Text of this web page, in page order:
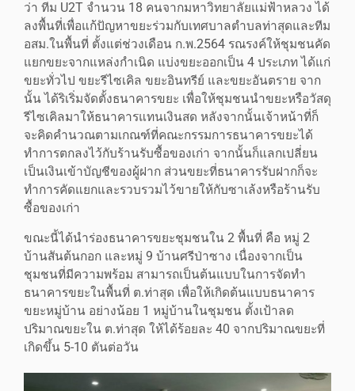
ว่า ทีม U2T จำนวน 18 คนจากมหาวิทยาลัยแม่ฟ้าหลวง ได้
ลงพื้นที่เพื่อแก้ปัญหาขยะร่วมกับเทศบาลตำบลท่าสุดและทีม
อสม.ในพื้นที่ ตั้งแต่ช่วงเดือน ก.พ.2564 รณรงค์ให้ชุมชนคัด
แยกขยะจากแหล่งกำเนิด แบ่งขยะออกเป็น 4 ประเภท ได้แก่
ขยะทั่วไป ขยะรีไซเคิล ขยะอินทรีย์ และขยะอันตราย จาก
นั้น ได้ริเริ่มจัดตั้งธนาคารขยะ เพื่อให้ชุมชนนำขยะหรือวัสดุ
รีไซเคิลมาให้ธนาคารแทนเงินสด หลังจากนั้นเจ้าหน้าที่ก็
จะคิดคำนวณตามเกณฑ์ที่คณะกรรมการธนาคารขยะได้
ทำการตกลงไว้กับร้านรับซื้อของเก่า จากนั้นก็แลกเปลี่ยน
เป็นเงินเข้าบัญชีของผู้ฝาก ส่วนขยะที่ธนาคารรับฝากก็จะ
ทำการคัดแยกและรวบรวมไว้ขายให้กับซาเล้งหรือร้านรับ
ซื้อของเก่า
ขณะนี้ได้นำร่องธนาคารขยะชุมชนใน 2 พื้นที่ คือ หมู่ 2
บ้านสันต้นกอก และหมู่ 9 บ้านศรีป่าซาง เนื่องจากเป็น
ชุมชนที่มีความพร้อม สามารถเป็นต้นแบบในการจัดทำ
ธนาคารขยะในพื้นที่ ต.ท่าสุด เพื่อให้เกิดต้นแบบธนาคาร
ขยะหมู่บ้าน อย่างน้อย 1 หมู่บ้านในชุมชน ตั้งเป้าลด
ปริมาณขยะใน ต.ท่าสุด ให้ได้ร้อยละ 40 จากปริมาณขยะที่
เกิดขึ้น 5-10 ตันต่อวัน